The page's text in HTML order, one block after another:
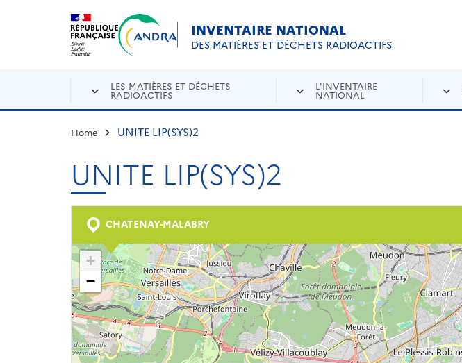
Aller au contenu principal
INVENTAIRE NATIONAL
DES MATIÈRES ET DÉCHETS RADIOACTIFS
LES MATIÈRES ET DÉCHETS
RADIOACTIFS
L'INVENTAIRE
NATIONAL
Home UNITE LIP(SYS)2
UNITE LIP(SYS)2
CHATENAY-MALABRY
+
−